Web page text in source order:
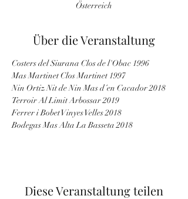
Österreich
Über die Veranstaltung
Costers del Siurana Clos de l'Obac 1996
Mas Martinet Clos Martinet 1997
Nin Ortiz Nit de Nin Mas d´en Cacador 2018
Terroir Al Limit Arbossar 2019
Ferrer i Bobet Vinyes Velles 2018
Bodegas Mas Alta La Basseta 2018
Diese Veranstaltung teilen